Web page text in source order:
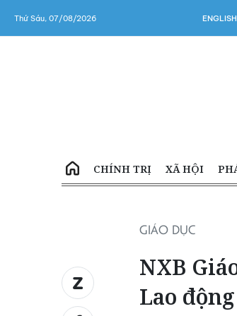
Thứ Sáu, 07/08/2026
CHÍNH TRỊ XÃ HỘI
GIÁO DỤC
NXB
Lao